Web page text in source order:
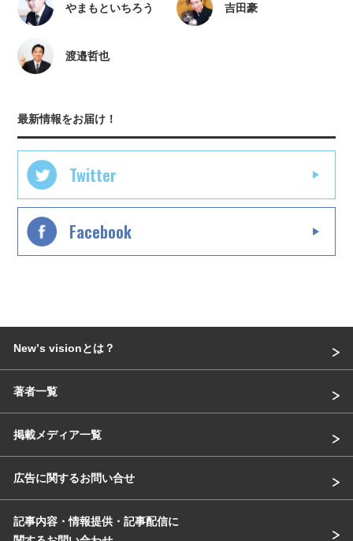
やまもといちろう 吉田豪
渡邉哲也
最新情報をお届け！
Twitter
Facebook
Newʼs visionとは？
著者一覧
掲載メディア一覧
広告に関するお問い合せ
記事内容・情報提供・記事配信に